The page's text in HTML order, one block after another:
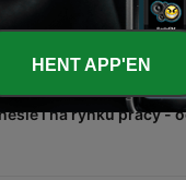
Ukraińskie
nie powinno być
i na rynku pracy -
HENT APP'EN